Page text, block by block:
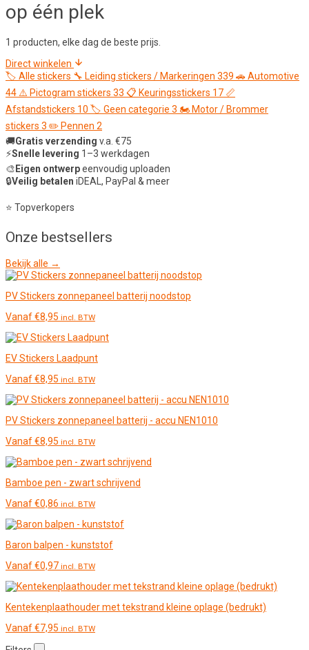
op één plek
1 producten, elke dag de beste prijs.
Direct winkelen
🏷️ Alle stickers 🔧 Leiding stickers / Markeringen 339 🚗Automotive
44 ⚠️ Pictogram stickers 33 📋 Keuringsstickers 17 📏
Afstandstickers 10 🏷️ Geen categorie 3 🏍️ Motor / Brommer
stickers 3 ✏️ Pennen 2
🚚Gratis verzending v.a. €75
⚡Snelle levering 1–3 werkdagen
🎨 Eigen ontwerpeenvoudig uploaden
🔒Veilig betalen iDEAL, PayPal & meer
⭐ Topverkopers
Onze bestsellers
Bekijk alle →
PV Stickers zonnepaneel batterij noodstop
Vanaf€8,95 incl. BTW
EV Stickers Laadpunt
Vanaf€8,95 incl. BTW
PV Stickers zonnepaneel batterij - accu NEN1010
Vanaf€8,95 incl. BTW
Bamboe pen - zwart schrijvend
Vanaf€0,86 incl. BTW
Baron balpen - kunststof
Vanaf€0,97 incl. BTW
Kentekenplaathouder met tekstrand kleine oplage (bedrukt)
Vanaf€7,95 incl. BTW